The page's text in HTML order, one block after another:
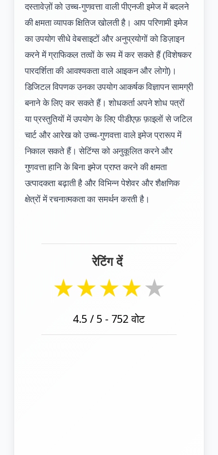
दस्तावेज़ों को उच्च-गुणवत्ता वाली पीएनजी इमेज में बदलने
की क्षमता व्यापक क्षितिज खोलती है। आप परिणामी इमेज
का उपयोग सीधे वेबसाइटों और अनुप्रयोगों को डिज़ाइन
करने में ग्राफिकल तत्वों के रूप में कर सकते हैं (विशेषकर
पारदर्शिता की आवश्यकता वाले आइकन और लोगो)।
डिजिटल विपणक उनका उपयोग आकर्षक विज्ञापन सामग्री
बनाने के लिए कर सकते हैं। शोधकर्ता अपने शोध पत्रों
या प्रस्तुतियों में उपयोग के लिए पीडीएफ़ फ़ाइलों से जटिल
चार्ट और आरेख को उच्च-गुणवत्ता वाले इमेज प्रारूप में
निकाल सकते हैं। सेटिंग्स को अनुकूलित करने और
गुणवत्ता हानि के बिना इमेज प्राप्त करने की क्षमता
उत्पादकता बढ़ाती है और विभिन्न पेशेवर और शैक्षणिक
क्षेत्रों में रचनात्मकता का समर्थन करती है।
रेटिंग दें
★★★★★
4.5 / 5 - 752वोट